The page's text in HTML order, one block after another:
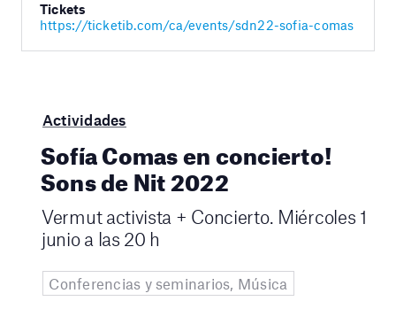
Tickets
https://ticketib.com/ca/events/sdn22-sofia-comas
Actividades
Sofía Comas en concierto!
Sons de Nit 2022
Vermut activista + Concierto. Miércoles 1
junio a las 20 h
Conferencias y seminarios, Música